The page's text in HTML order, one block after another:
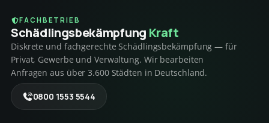
FACHBETRIEB
Schädlings­bekämpfung Kraft
Diskrete und fachgerechte Schädlingsbekämpfung — für
Privat, Gewerbe und Verwaltung. Wir bearbeiten
Anfragen aus über 3.600 Städten in Deutschland.
0800 1553 5544